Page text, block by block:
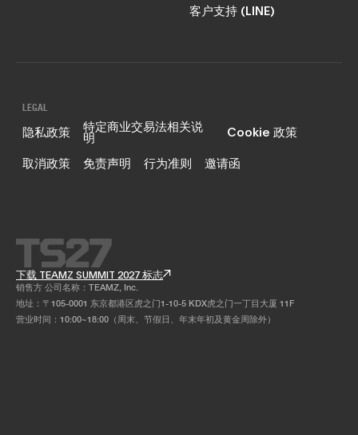
客户支持 (LINE)
LEGAL
隐私政策 特定商业交易法相关说
明
Cookie 政策
取消政策
免责声明 行为准则 邀请函
下载 TEAMZ SUMMIT 2027 标志
销售方 公司名称：TEAMZ, Inc.
地址：〒105-0001 东京都港区虎之门1-10-5 KDX虎之门一丁目大厦 11F
营业时间：10:00~18:00（周末、节假日、年末年初及黄金周除外）